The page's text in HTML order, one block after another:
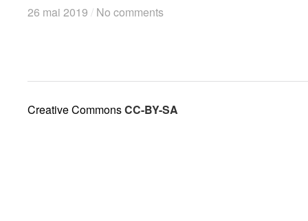
26 mai 2019 / No comments
26 mai 2019 / No comments
Creative CommonsCC-BY-SA